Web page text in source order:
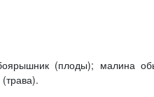
(плоды); малина